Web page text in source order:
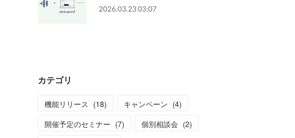
2026.03.23 03:07
カテゴリ
機能リリース (18) キャンペーン (4)
開催予定のセミナー (7) 個別相談会 (2)